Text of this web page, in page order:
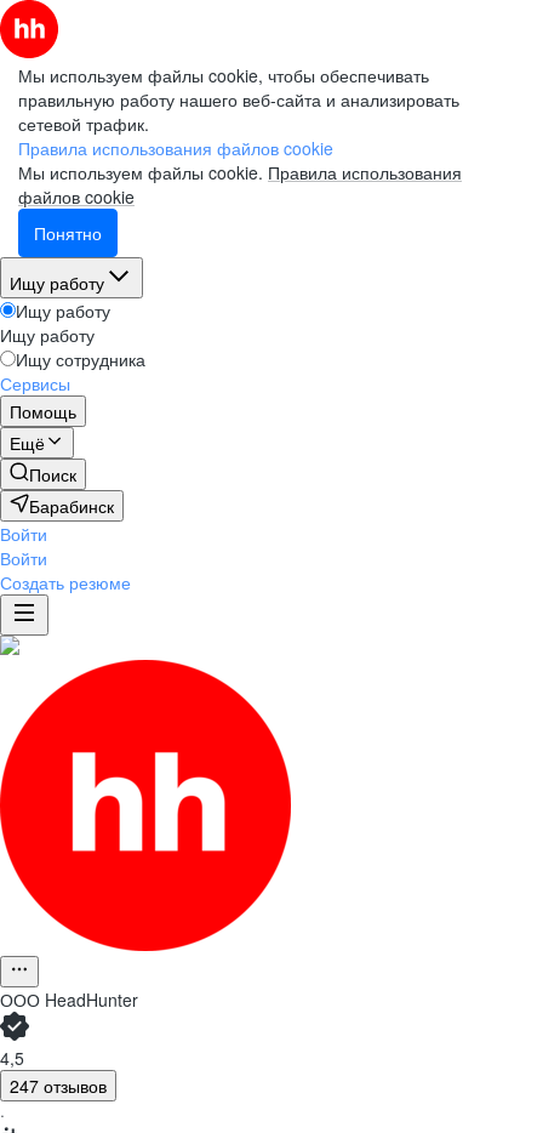
Мы используем файлы cookie, чтобы обеспечивать
правильную работу нашего веб-сайта и анализировать
сетевой трафик.
Правила использования файлов cookie
Мы используем файлы cookie. Правила использования
файлов cookie
Понятно
Ищу работу
Ищу работу
Ищу работу
Ищу сотрудника
Сервисы
Помощь
Ещё
Поиск
Барабинск
Войти
Войти
Создать резюме
ООО HeadHunter
4,5
247 отзывов
·